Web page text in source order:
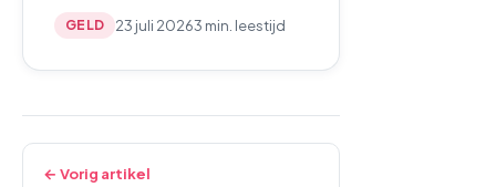
GELD 23 juli 20263 min. leestijd
← Vorig artikel